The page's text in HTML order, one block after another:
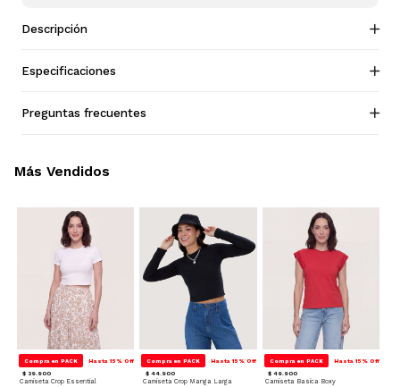
Descripción
Especificaciones
Preguntas frecuentes
Compra en PACK Hasta 15% Off
$ 39.900
Camiseta Crop Essential
Compra en PACK Hasta 15% Off
$ 44.900
Camiseta Crop Manga Larga
Compra en PACK Hasta 15% Off
$ 49.900
Camiseta Basica Boxy
Más Vendidos